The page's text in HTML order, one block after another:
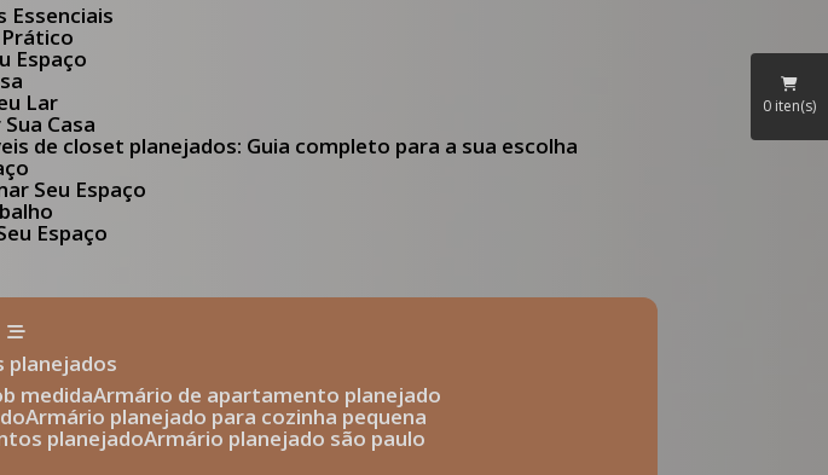
Essenciais
Prático
Espaço
Lar
Casa
de closet planejados: Guia completo para a sua escolha
Seu Espaço
Espaço
planejados
medida armário de apartamento planejado
armário planejado para cozinha pequena
planejado armário planejado são paulo
0 iten(s)